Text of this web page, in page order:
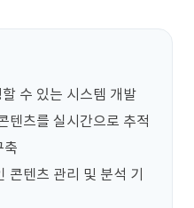
수 있는 시스템 개발
텐츠를 실시간으로 추적
축
콘텐츠 관리 및 분석 기